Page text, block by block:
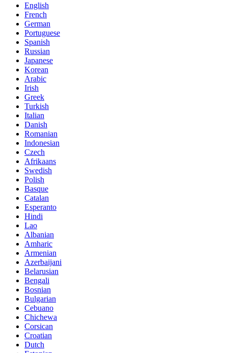
English
French
German
Portuguese
Spanish
Russian
Japanese
Korean
Arabic
Irish
Greek
Turkish
Italian
Danish
Romanian
Indonesian
Czech
Afrikaans
Swedish
Polish
Basque
Catalan
Esperanto
Hindi
Lao
Albanian
Amharic
Armenian
Azerbaijani
Belarusian
Bengali
Bosnian
Bulgarian
Cebuano
Chichewa
Corsican
Croatian
Dutch